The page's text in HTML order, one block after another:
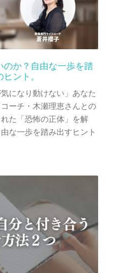
のか？自由な一歩を踏
ント。
になり動けない」あなた
ーチ・木瀬理恵さんとの
た「恐怖の正体」を解
な一歩を踏み出すヒント